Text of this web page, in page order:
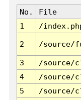
No. File
1
/
2 /source/
3 /source/
4
/source/
5
/source/